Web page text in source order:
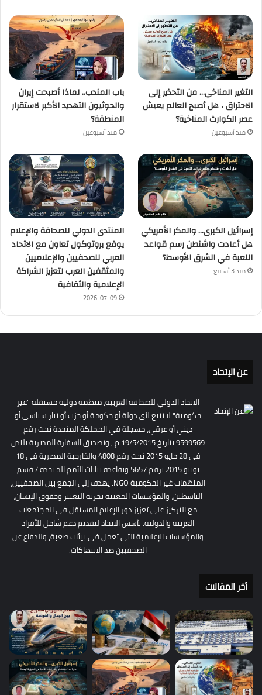
التغير المناخي… من التحذير إلى
الاحتراق ، هل أصبح العالم يعيش
عصر الكوارث المناخية؟
منذ أسبوعين
باب المندب.. لماذا أصبحت إيران
والحوثيون التهديد الأكبر لاستقرار
المنطقة؟
منذ أسبوعين
إسرائيل الكبرى… والمكر الأمريكي
هل أعادت واشنطن رسم قواعد
اللعبة في الشرق الأوسط؟
منذ 3 أسابيع
المنتدى الدولي للصحافة والإعلام
يوقع بروتوكول تعاون مع الاتحاد
العربي للصحفيين والإعلاميين
والمثقفين العرب لتعزيز الشراكة
الإعلامية والثقافية
2026-07-09
عن الإتحاد
الاتحاد الدولي للصحافة العربية، منظمة دولية مستقلة "غير
حكومية" لا تتبع لأي دولة أو حكومة أو حزب أو تيار سياسي أو
ديني أو عرقي، مسجلة في المملكة المتحدة تحت رقم
9599569 بتاريخ 19/5/2015 م , وتصديق السفارة المصرية بلندن
فى 28 مايو 2015 تحت رقم 4808 والخارجية المصرية فى 18
يونيو 2015 برقم 5657 وبقاعدة بيانات الأمم المتحدة / قسم
المنظمات غير الحكومية NGO. يهدف إلى الجمع بين الصحفيين،
الناشطين، والمؤسسات المعنية بحرية التعبير وحقوق الإنسان،
مع التركيز على تعزيز دور الإعلام المستقل في المجتمعات
العربية والدولية. تأسس الاتحاد لتقديم دعم شامل للأفراد
والمؤسسات الإعلامية التي تعمل في بيئات صعبة، وللدفاع عن
الصحفيين ضد الانتهاكات.
أخر المقالات